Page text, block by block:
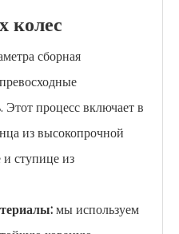
колес
сборная
Этот процесс включает в
из высокопрочной
ступице из
мы используем